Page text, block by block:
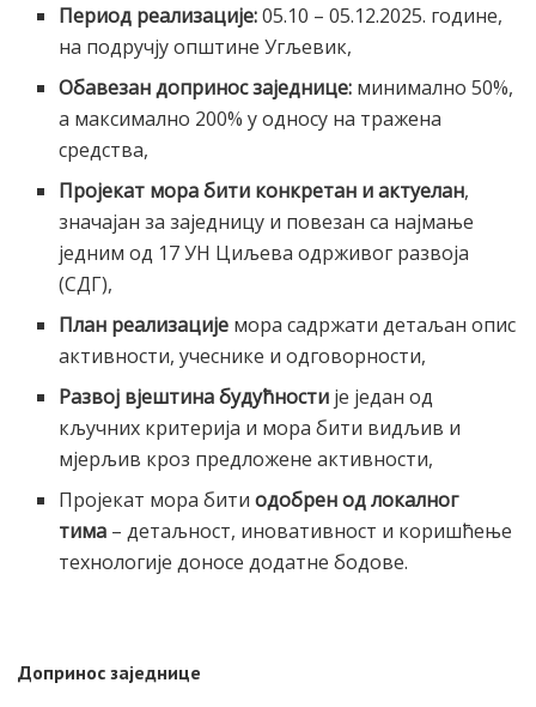
Период реализације:05.10 – 05.12.2025. године,
на подручју општине Угљевик,
Обавезан допринос заједнице: минимално 50%,
а максимално 200% у односу на тражена
средства,
Пројекат мора бити конкретан и актуелан,
значајан за заједницу и повезан са најмање
једним од 17 УН Циљева одрживог развоја
(СДГ),
План реализације мора садржати детаљан опис
активности, учеснике и одговорности,
Развој вјештина будућности је један од
кључних критерија и мора бити видљив и
мјерљив кроз предложене активности,
Пројекат мора битиодобрен од локалног
тима – детаљност, иновативност и коришћење
технологије доносе додатне бодове.
Допринос заједнице